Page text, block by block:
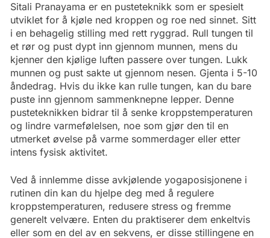
Sitali Pranayama er en pusteteknikk som er spesielt
utviklet for å kjøle ned kroppen og roe ned sinnet. Sitt
i en behagelig stilling med rett ryggrad. Rull tungen til
et rør og pust dypt inn gjennom munnen, mens du
kjenner den kjølige luften passere over tungen. Lukk
munnen og pust sakte ut gjennom nesen. Gjenta i 5-10
åndedrag. Hvis du ikke kan rulle tungen, kan du bare
puste inn gjennom sammenknepne lepper. Denne
pusteteknikken bidrar til å senke kroppstemperaturen
og lindre varmefølelsen, noe som gjør den til en
utmerket øvelse på varme sommerdager eller etter
intens fysisk aktivitet.
Ved å innlemme disse avkjølende yogaposisjonene i
rutinen din kan du hjelpe deg med å regulere
kroppstemperaturen, redusere stress og fremme
generelt velvære. Enten du praktiserer dem enkeltvis
eller som en del av en sekvens, er disse stillingene en